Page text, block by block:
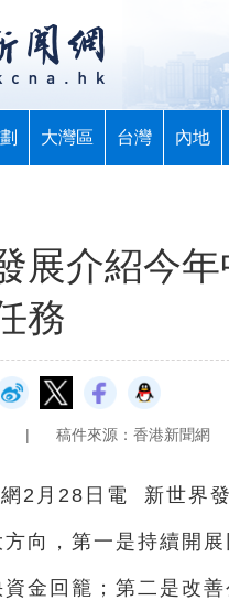
大灣區 台灣 內地
展介紹今
務
| 稿件來源：香港新聞網
2月28日電 新世界
向， 第一是持續開
金回籠； 第二是改